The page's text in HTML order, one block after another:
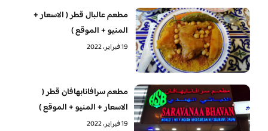
مطعم عالبال قطر ( الاسعار +
المنيو + الموقع )
19 فبراير، 2022
مطعم سرافانابهافان قطر (
الاسعار + المنيو + الموقع )
19 فبراير، 2022